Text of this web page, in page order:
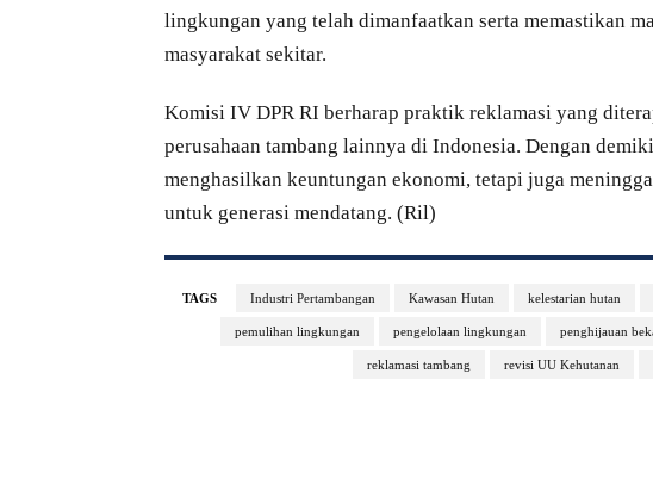
lingkungan yang telah dimanfaatkan serta memastikan
masyarakat sekitar.
Komisi IV DPR RI berharap praktik reklamasi yang
perusahaan tambang lainnya di Indonesia. Dengan
menghasilkan keuntungan ekonomi, tetapi juga
untuk generasi mendatang. (Ril)
TAGS Industri Pertambangan Kawasan Hutan kelestarian hutan
pemulihan lingkungan pengelolaan lingkungan penghijauan
reklamasi tambang revisi UU Kehutanan